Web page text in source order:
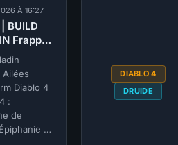
|
BUILD
SORCIERE
Mur
de
feu
polyvalent
(@Northwar)
|
SAISON
14
À 16:27
BUILD
Frappes
14
Ailées
Diablo 4
:
de
de
DIABLO 4
DRUIDE